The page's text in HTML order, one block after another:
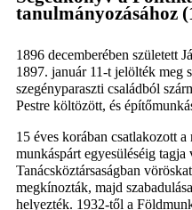
tanulmányozásához
1896 decemberében született
1897. január 11-t jelölték meg
szegényparaszti családból
Pestre költözött, és
15 éves korában csatlakozott
munkáspárt egyesüléséig
Tanácsköztársaságban
megkínozták, majd
helyezték. 1932-től a